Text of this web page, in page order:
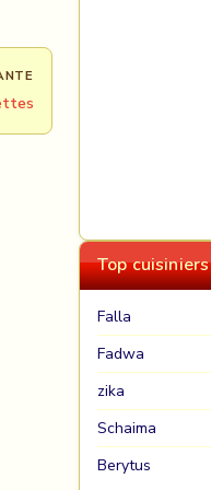
Top cuisiniers
Falla
Fadwa
zika
Schaima
Berytus